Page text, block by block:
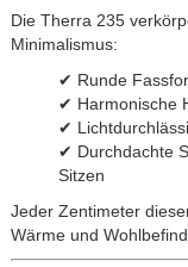
Die Therra 235
Minimalismus:
✔ Runde
✔ Harmonische
✔
✔ Durchdachte
Sitzen
Jeder Zentimeter
Wärme und